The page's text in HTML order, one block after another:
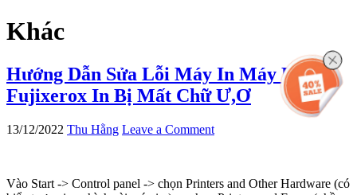
Khác
Hướng Dẫn Sửa Lỗi Máy In Máy Photo
Fujixerox In Bị Mất Chữ Ư,Ơ
13/12/2022 Thu Hằng Leave a Comment
Vào Start -> Control panel -> chọn Printers and Other Hardware (có